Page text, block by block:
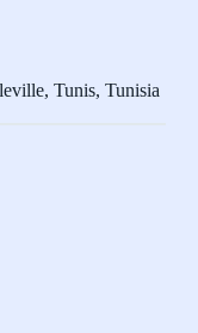
Tunis, Tunisia